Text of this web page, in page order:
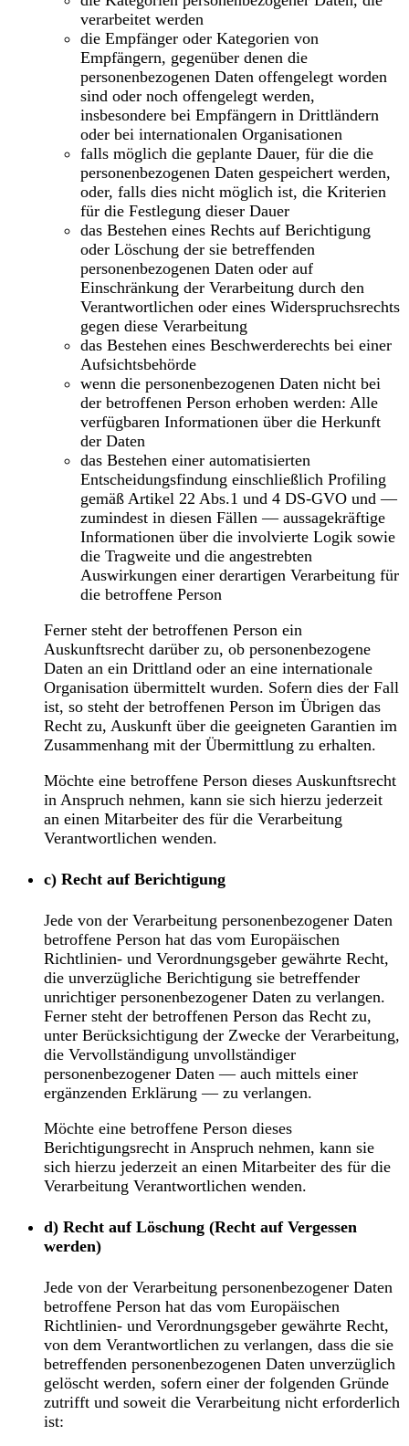
verarbeitet werden
die Empfänger oder Kategorien von
Empfängern, gegenüber denen die
personenbezogenen Daten offengelegt worden
sind oder noch offengelegt werden,
insbesondere bei Empfängern in Drittländern
oder bei internationalen Organisationen
falls möglich die geplante Dauer, für die die
personenbezogenen Daten gespeichert werden,
oder, falls dies nicht möglich ist, die Kriterien
für die Festlegung dieser Dauer
das Bestehen eines Rechts auf Berichtigung
oder Löschung der sie betreffenden
personenbezogenen Daten oder auf
Einschränkung der Verarbeitung durch den
Verantwortlichen oder eines Widerspruchsrechts
gegen diese Verarbeitung
das Bestehen eines Beschwerderechts bei einer
Aufsichtsbehörde
wenn die personenbezogenen Daten nicht bei
der betroffenen Person erhoben werden: Alle
verfügbaren Informationen über die Herkunft
der Daten
das Bestehen einer automatisierten
Entscheidungsfindung einschließlich Profiling
gemäß Artikel 22 Abs.1 und 4 DS-GVO und —
zumindest in diesen Fällen — aussagekräftige
Informationen über die involvierte Logik sowie
die Tragweite und die angestrebten
Auswirkungen einer derartigen Verarbeitung für
die betroffene Person
Ferner steht der betroffenen Person ein
Auskunftsrecht darüber zu, ob personenbezogene
Daten an ein Drittland oder an eine internationale
Organisation übermittelt wurden. Sofern dies der Fall
ist, so steht der betroffenen Person im Übrigen das
Recht zu, Auskunft über die geeigneten Garantien im
Zusammenhang mit der Übermittlung zu erhalten.
Möchte eine betroffene Person dieses Auskunftsrecht
in Anspruch nehmen, kann sie sich hierzu jederzeit
an einen Mitarbeiter des für die Verarbeitung
Verantwortlichen wenden.
c) Recht auf Berichtigung
Jede von der Verarbeitung personenbezogener Daten
betroffene Person hat das vom Europäischen
Richtlinien- und Verordnungsgeber gewährte Recht,
die unverzügliche Berichtigung sie betreffender
unrichtiger personenbezogener Daten zu verlangen.
Ferner steht der betroffenen Person das Recht zu,
unter Berücksichtigung der Zwecke der Verarbeitung,
die Vervollständigung unvollständiger
personenbezogener Daten — auch mittels einer
ergänzenden Erklärung — zu verlangen.
Möchte eine betroffene Person dieses
Berichtigungsrecht in Anspruch nehmen, kann sie
sich hierzu jederzeit an einen Mitarbeiter des für die
Verarbeitung Verantwortlichen wenden.
d) Recht auf Löschung (Recht auf Vergessen
werden)
Jede von der Verarbeitung personenbezogener Daten
betroffene Person hat das vom Europäischen
Richtlinien- und Verordnungsgeber gewährte Recht,
von dem Verantwortlichen zu verlangen, dass die sie
betreffenden personenbezogenen Daten unverzüglich
gelöscht werden, sofern einer der folgenden Gründe
zutrifft und soweit die Verarbeitung nicht erforderlich
ist: